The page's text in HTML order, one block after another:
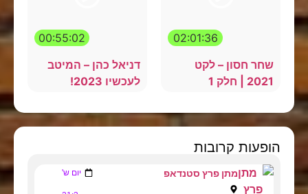
02:01:36
שחר חסון – לקט
2021 | חלק 1
00:55:02
דניאל כהן – המיטב
לעכשיו 2023!
הופעות קרובות
מתן פרץ סטנדאפ יום ש'